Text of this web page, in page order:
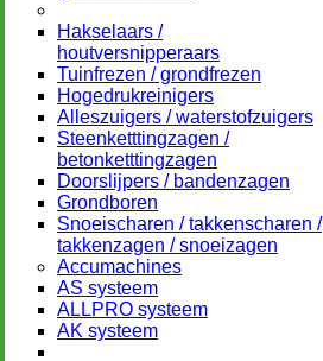
Hakselaars /
houtversnipperaars
Tuinfrezen / grondfrezen
Hogedrukreinigers
Alleszuigers / waterstofzuigers
Steenketttingzagen /
betonketttingzagen
Doorslijpers / bandenzagen
Grondboren
Snoeischaren / takkenscharen /
takkenzagen / snoeizagen
Accumachines
AS systeem
ALLPRO systeem
AK systeem